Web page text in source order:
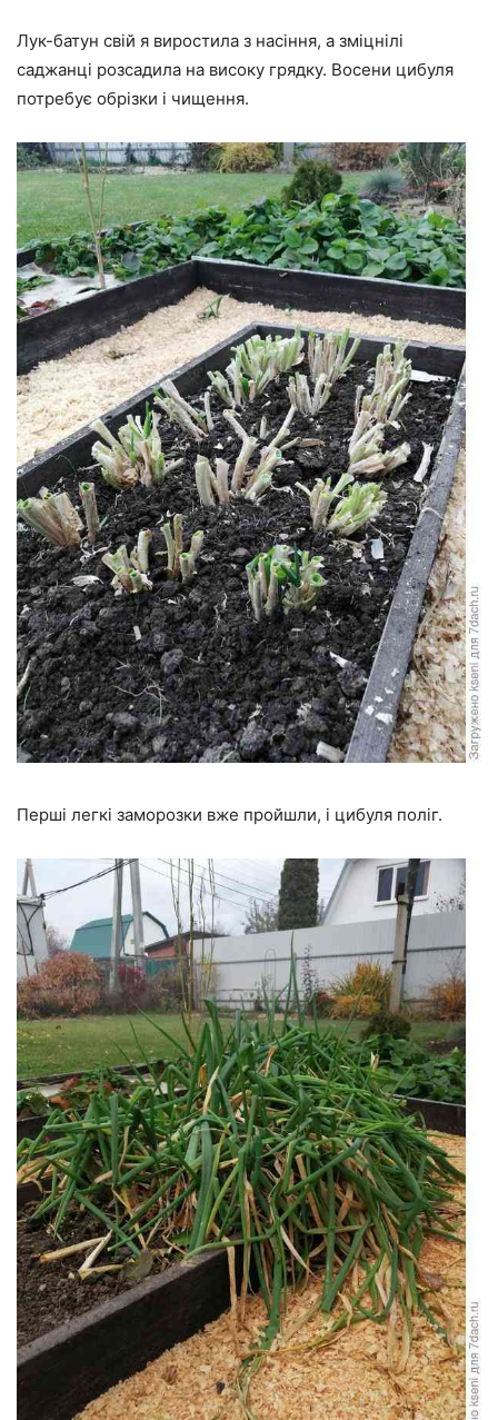
Лук-батун свій я виростила з насіння, а зміцнілі
саджанці розсадила на високу грядку. Восени цибуля
потребує обрізки і чищення.
Перші легкі заморозки вже пройшли, і цибуля поліг.